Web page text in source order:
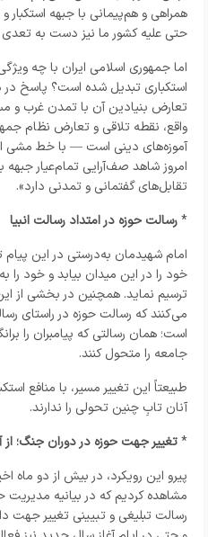
همراهی و هم‌پیمانی با جبهه
حتی علیه کشور ما نیز دست به تعدی
اما جمهوری اسلامی ایران با چه
استکباری تبدیل شده است؟ پاسخ
تعارض بنیادین آن با تمدن غرب و
واقع، نقطه تلاقی و تعارض نظام
آموزه‌های دینی است — با خط مشی
امروز شاهد صف‌آرایی تمام‌عیار جبهه
تقابل‌های گفتمانی و تمدنی دارد».
*رسالت حوزه در امتداد رسالت انبیا
امام شهیدمان به‌درستی در این پیام
خود را در این میدان بیابد و خود را
ترسیم نماید. همچنین در بخشی از
می‌کنند که رسالت حوزه در راستای
است؛ همان رسالتی که پیامبران را
جامعه را متحول کنند.
طبیعتاً این تغییر مسیر، با منافع
آنان تابِ چنین تحولی را ندارند.
*تغییر جهت حوزه در دوران جنگ؛ از
پیرو این رویکرد، در بیش از دو ماه
مشاهده کردیم که در بیانیه مدیریت
رسالت تبلیغی و تبیینی تغییر جهت